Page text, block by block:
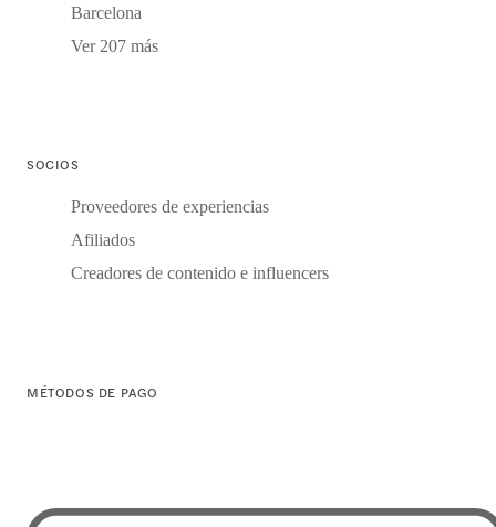
Barcelona
Ver 207 más
SOCIOS
Proveedores de experiencias
Afiliados
Creadores de contenido e influencers
MÉTODOS DE PAGO